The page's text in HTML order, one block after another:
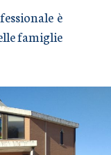
è
famiglie